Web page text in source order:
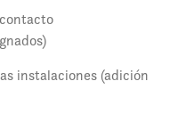
instalaciones (adición